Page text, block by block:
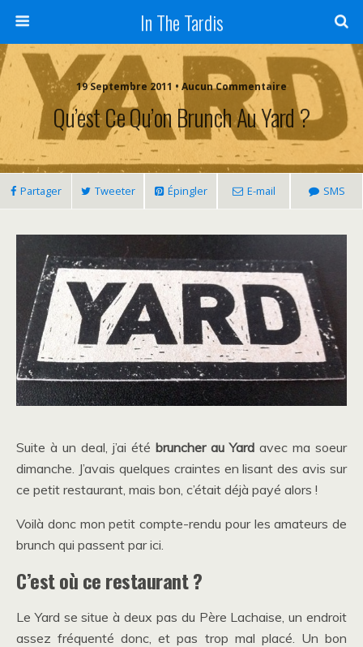
In The Tardis
19 Septembre 2011 • Aucun Commentaire
Qu’est Ce Qu’on Brunch Au Yard ?
Partager Tweeter Épingler E-mail SMS
Suite à un deal, j’ai été bruncher au Yard avec ma soeur
dimanche. J’avais quelques craintes en lisant des avis sur
ce petit restaurant, mais bon, c’était déjà payé alors !
Voilà donc mon petit compte-rendu pour les amateurs de
brunch qui passent par ici.
C’est où ce restaurant ?
Le Yard se situe à deux pas du Père Lachaise, un endroit
assez fréquenté donc, et pas trop mal placé. Un bon